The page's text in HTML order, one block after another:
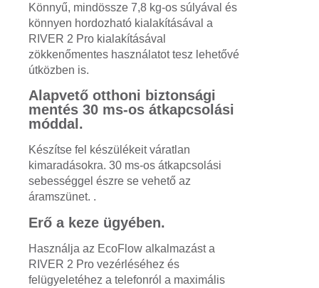
Könnyű, mindössze 7,8 kg-os súlyával és
könnyen hordozható kialakításával a
RIVER 2 Pro kialakításával
zökkenőmentes használatot tesz lehetővé
útközben is.
Alapvető otthoni biztonsági
mentés 30 ms-os átkapcsolási
móddal.
Készítse fel készülékeit váratlan
kimaradásokra. 30 ms-os átkapcsolási
sebességgel észre se vehető az
áramszünet. .
Erő a keze ügyében.
Használja az EcoFlow alkalmazást a
RIVER 2 Pro vezérléséhez és
felügyeletéhez a telefonról a maximális